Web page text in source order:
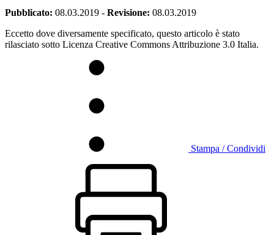
Pubblicato: 08.03.2019 - Revisione: 08.03.2019
Eccetto dove diversamente specificato, questo articolo è stato
rilasciato sotto Licenza Creative Commons Attribuzione 3.0 Italia.
Stampa / Condividi